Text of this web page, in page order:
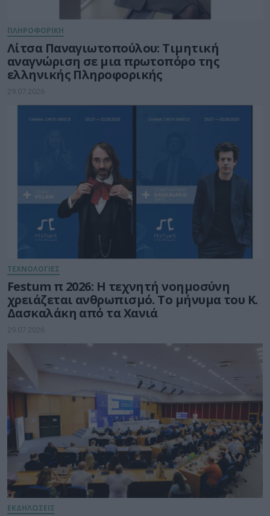
ΠΛΗΡΟΦΟΡΙΚΗ
Λίτσα Παναγιωτοπούλου: Τιμητική
αναγνώριση σε μια πρωτοπόρο της
ελληνικής Πληροφορικής
29.07.2026
ΤΕΧΝΟΛΟΓΙΕΣ
Festum π 2026: Η τεχνητή νοημοσύνη
χρειάζεται ανθρωπισμό. Το μήνυμα του Κ.
Δασκαλάκη από τα Χανιά
29.07.2026
ΕΚΔΗΛΩΣΕΙΣ